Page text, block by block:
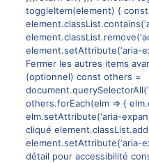
toggleItem(element) {
element.setAttribute(‘aria-
Fermer les autres items
(optionnel) const others =
others.forEach(elm => {
elm.setAttribute(‘aria-
cliqué
element.setAttribute(‘aria-
détail pour accessibilité